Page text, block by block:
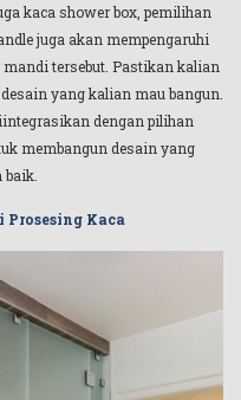
kaca shower box, pemilihan
juga akan mempengaruhi
tersebut. Pastikan kalian
yang kalian mau bangun.
dengan pilihan
membangun desain yang
Prosesing Kaca